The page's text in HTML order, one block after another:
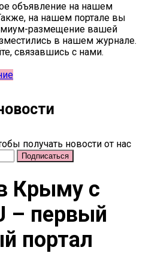
объявление на нашем
на нашем портале вы
размещение вашей
в нашем журнале.
связавшись с нами.
получать новости от нас
Крыму c
– первый
портал